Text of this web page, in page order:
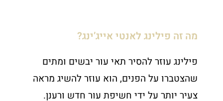
מה זה פילינג לאנטי אייג’ינג?
פילינג עוזר להסיר תאי עור יבשים ומתים
שהצטברו על הפנים, הוא עוזר להשיג מראה
צעיר יותר על ידי חשיפת עור חדש ורענן.